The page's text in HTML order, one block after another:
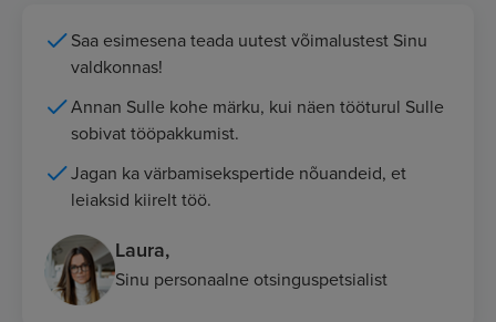
Saa esimesena teada uutest võimalustest Sinu
valdkonnas!
Annan Sulle kohe märku, kui näen tööturul Sulle
sobivat tööpakkumist.
Jagan ka värbamisekspertide nõuandeid, et
leiaksid kiirelt töö.
Laura,
Sinu personaalne otsinguspetsialist